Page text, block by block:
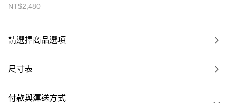
NT$2,480
請選擇商品選項
尺寸表
付款與運送方式